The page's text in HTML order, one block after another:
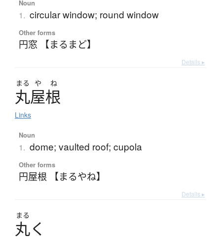
Noun
1. circular window; round window
Other forms
円窓 【まるまど】
Details ▸
まる や ね
丸屋根
Links
Noun
1. dome; vaulted roof; cupola
Other forms
円屋根 【まるやね】
Details ▸
まる
丸く